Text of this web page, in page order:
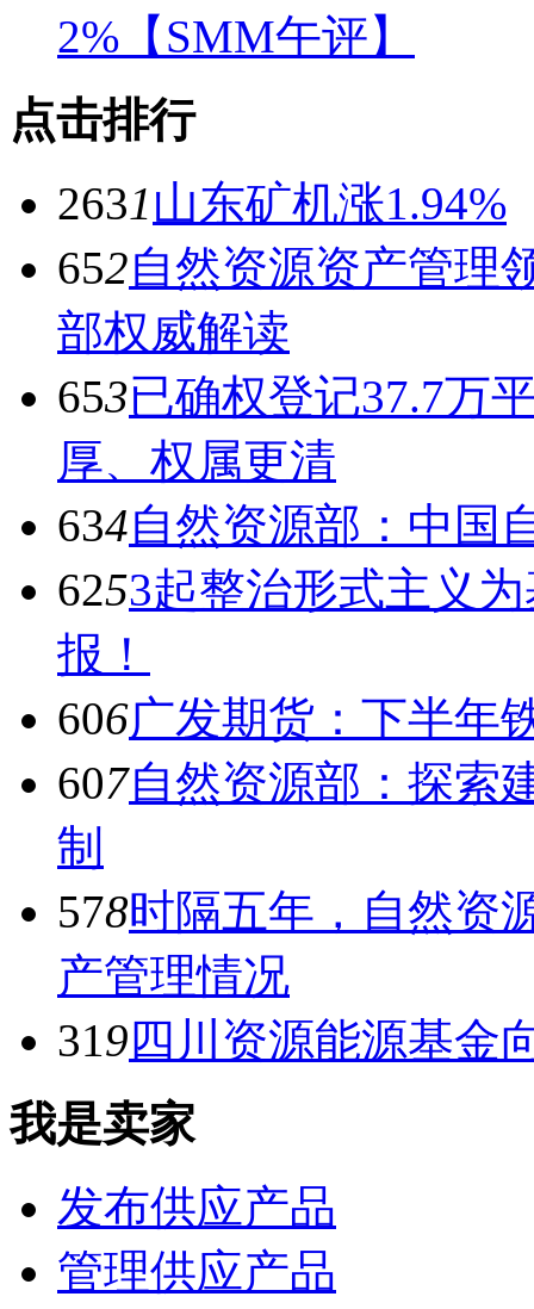
2%【SMM午评】
点击排行
2631山东矿机涨1.94%
652自然资源资产管理
部权威解读
653已确权登记37.7万
厚、权属更清
634自然资源部：中国
6253起整治形式主义
报！
606广发期货：下半年
607自然资源部：探索
制
578时隔五年，自然资
产管理情况
319四川资源能源基金
我是卖家
发布供应产品
管理供应产品